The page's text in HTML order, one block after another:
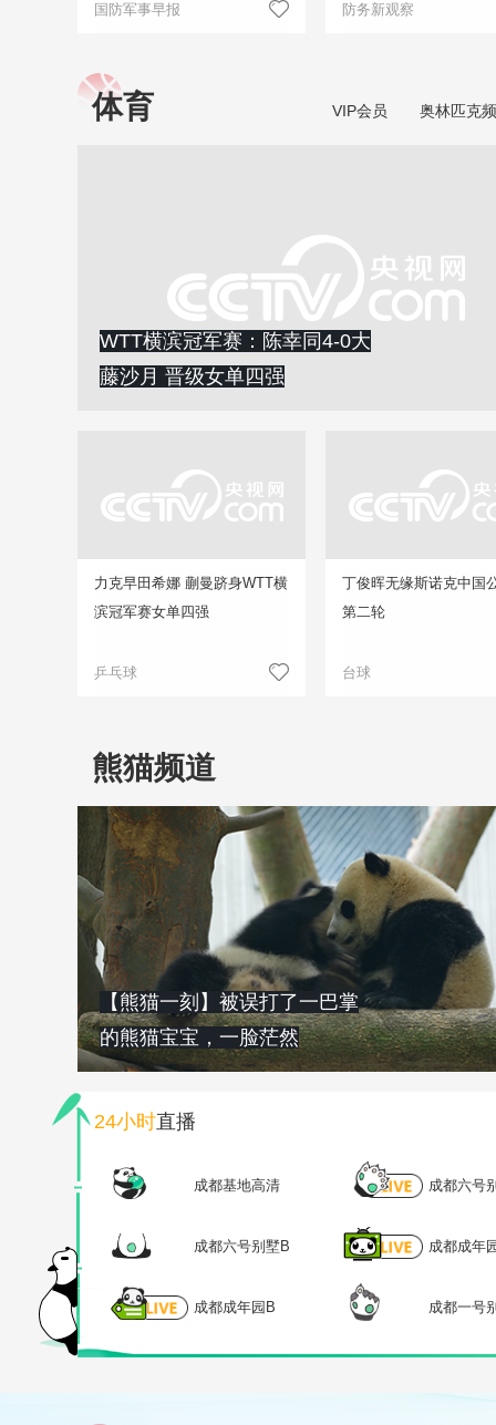
国防军事早报 防务新观察
体育 VIP会员 奥林匹克
WTT横滨冠军赛：陈幸同4-0大
藤沙月 晋级女单四强
力克早田希娜 蒯曼跻身WTT横
滨冠军赛女单四强
乒乓球
丁俊晖无缘斯诺克中国
第二轮
台球
熊猫频道
【熊猫一刻】被误打了一巴掌
的熊猫宝宝，一脸茫然
24小时直播
成都基地高清 成都六号
成都六号别墅B 成都成年
成都成年园B 成都一号